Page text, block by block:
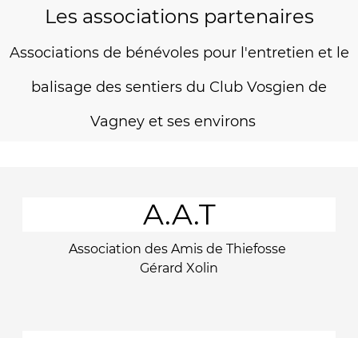
Les associations partenaires
Associations de bénévoles pour l'entretien et le
balisage des sentiers du Club Vosgien de
Vagney et ses environs
A.A.T
Association des Amis de Thiefosse
Gérard Xolin